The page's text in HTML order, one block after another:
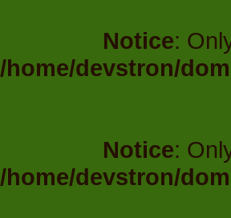
Notice:
/home/devstron/
Notice:
/home/devstron/